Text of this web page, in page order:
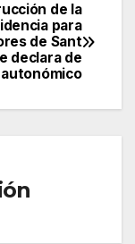
de la
para
de Sant
declara de